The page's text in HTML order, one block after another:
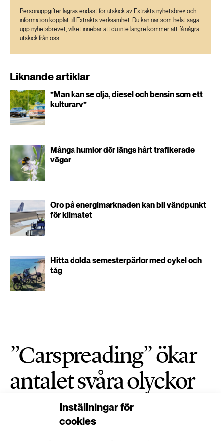
Inställningar för
cookies
Personuppgifter lagras endast för utskick av Extrakts nyhetsbrev och
information kopplat till Extrakts verksamhet. Du kan när som helst säga
upp nyhetsbrevet, vilket innebär att du inte längre kommer att få några
utskick från oss.
Liknande artiklar
”Man kan se olja, diesel och bensin som ett
kulturarv”
Många humlor dör längs hårt trafikerade
vägar
Oro på energimarknaden kan bli vändpunkt
för klimatet
Hitta dolda semesterpärlor med cykel och
tåg
”Carspreading” ökar
antalet svåra olyckor
TRANSPORT
PUBLICERAD 26 JUNI 2026 • UPPDATERAD: 29 JUNI 2026